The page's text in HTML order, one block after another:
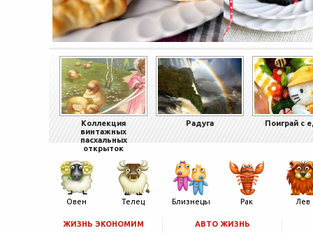
Коллекция
винтажных
пасхальных
открыток
Радуга Поиграй с
Овен Телец Близнецы Рак Лев
ЖИЗНЬ ЭКОНОМИМ АВТО ЖИЗНЬ